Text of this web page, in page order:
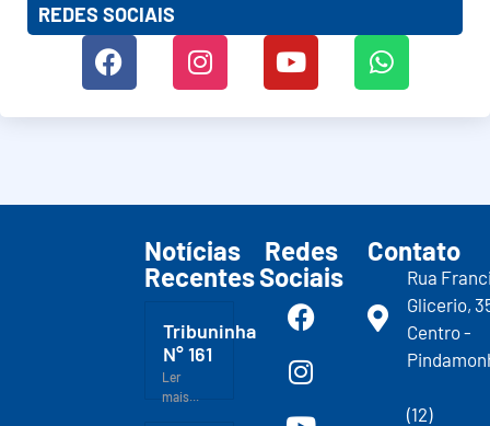
REDES SOCIAIS
Notícias
Recentes
Tribuninha
N° 161
Ler
mais...
Redes
Sociais
Contato
Rua
Glicerio,
Centro -
(12)